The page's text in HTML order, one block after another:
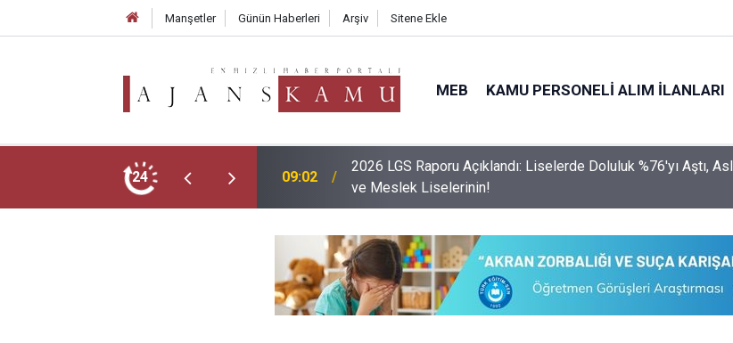
Manşetler Günün Haberleri Arşiv Sitene Ekle
MEB KAMU PERSONELI ALIM İLANLARI
24
Doluluk %76'yı Aştı, Aslan Payı Anadolu
23:41 MEB'in Zirvesi Bakan Tekin Önderliğinde Şırnak'ta Toplanacak